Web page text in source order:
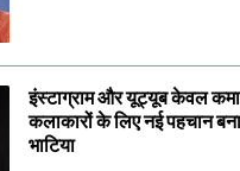
इंस्टाग्राम और यूट्यूब केवल
कलाकारों के लिए नई पहचान
भाटिया